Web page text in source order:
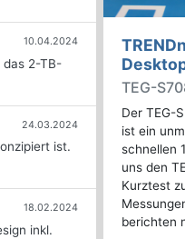
10.04.2024
das 2-TB-
24.03.2024
ist.
18.02.2024
inkl.
TEG-
Der TEG-
ist ein
schnellen
uns den
Kurztest
berichten